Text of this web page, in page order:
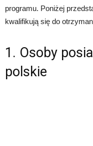
programu. Poniżej
kwalifikują się do
1. Osoby
polskie